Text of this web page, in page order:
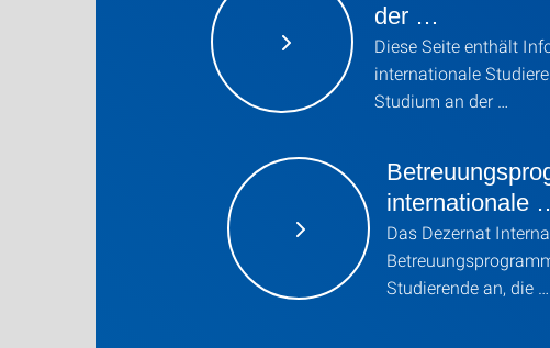
der …
Diese Seite enthält
internationale
Studium an der …
internationale
Das Dezernat
Studierende an, die …